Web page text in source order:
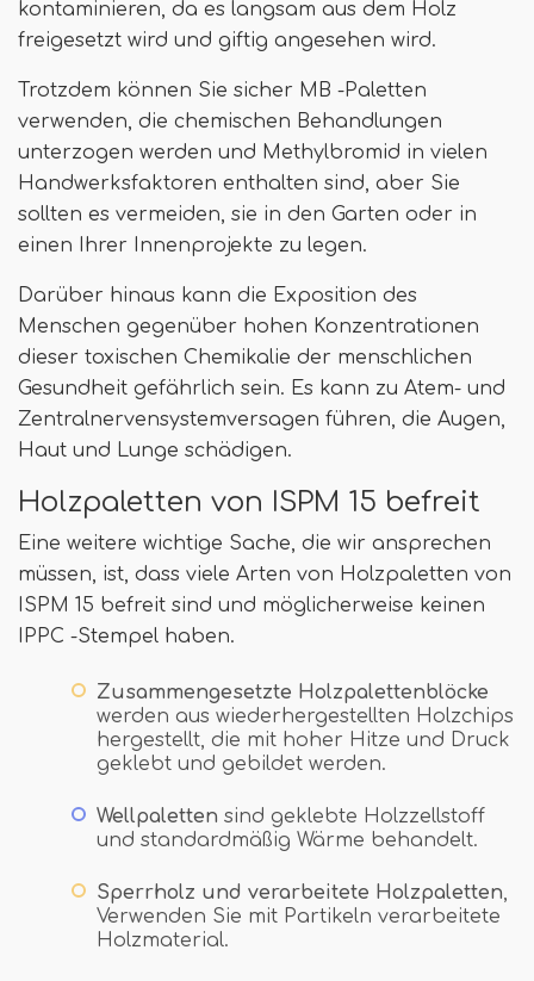
kontaminieren, da es langsam aus dem Holz
freigesetzt wird und giftig angesehen wird.
Trotzdem können Sie sicher MB -Paletten
verwenden, die chemischen Behandlungen
unterzogen werden und Methylbromid in vielen
Handwerksfaktoren enthalten sind, aber Sie
sollten es vermeiden, sie in den Garten oder in
einen Ihrer Innenprojekte zu legen.
Darüber hinaus kann die Exposition des
Menschen gegenüber hohen Konzentrationen
dieser toxischen Chemikalie der menschlichen
Gesundheit gefährlich sein. Es kann zu Atem- und
Zentralnervensystemversagen führen, die Augen,
Haut und Lunge schädigen.
Holzpaletten von ISPM 15 befreit
Eine weitere wichtige Sache, die wir ansprechen
müssen, ist, dass viele Arten von Holzpaletten von
ISPM 15 befreit sind und möglicherweise keinen
IPPC -Stempel haben.
Zusammengesetzte Holzpalettenblöcke
werden aus wiederhergestellten Holzchips
hergestellt, die mit hoher Hitze und Druck
geklebt und gebildet werden.
Wellpaletten sind geklebte Holzzellstoff
und standardmäßig Wärme behandelt.
Sperrholz und verarbeitete Holzpaletten,
Verwenden Sie mit Partikeln verarbeitete
Holzmaterial.